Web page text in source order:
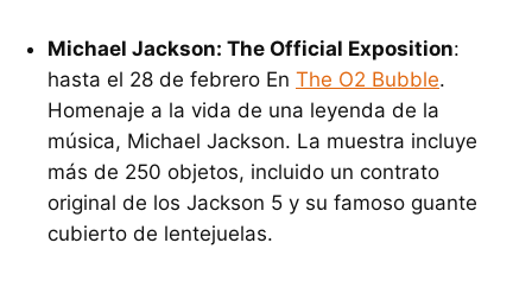
Michael Jackson: The Official Exposition:
hasta el 28 de febrero En The O2 Bubble.
Homenaje a la vida de una leyenda de la
música, Michael Jackson. La muestra incluye
más de 250 objetos, incluido un contrato
original de los Jackson 5 y su famoso guante
cubierto de lentejuelas.